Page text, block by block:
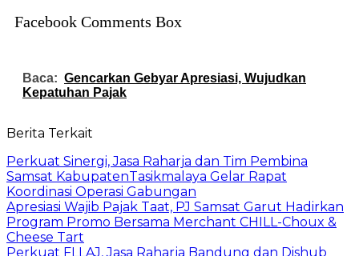
Facebook Comments Box
Baca: Gencarkan Gebyar Apresiasi, Wujudkan
Kepatuhan Pajak
Berita Terkait
Perkuat Sinergi, Jasa Raharja dan Tim Pembina
Samsat KabupatenTasikmalaya Gelar Rapat
Koordinasi Operasi Gabungan
Apresiasi Wajib Pajak Taat, PJ Samsat Garut Hadirkan
Program Promo Bersama Merchant CHILL-Choux &
Cheese Tart
Perkuat FLLAJ, Jasa Raharja Bandung dan Dishub